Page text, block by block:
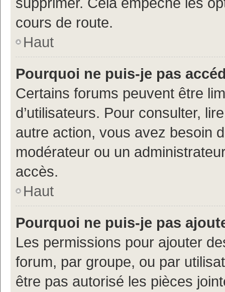
cours de route.
Haut
Pourquoi ne puis-je pas
Certains forums peuvent être
d’utilisateurs. Pour consulter,
autre action, vous avez besoin
modérateur ou un
accès.
Haut
Pourquoi ne puis-je pas
Les permissions pour ajouter
forum, par groupe, ou par
être pas autorisé les pièces